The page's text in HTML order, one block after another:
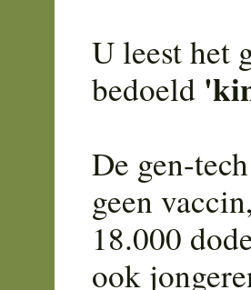
U leest het
bedoeld
De gen-
geen
18.000
ook